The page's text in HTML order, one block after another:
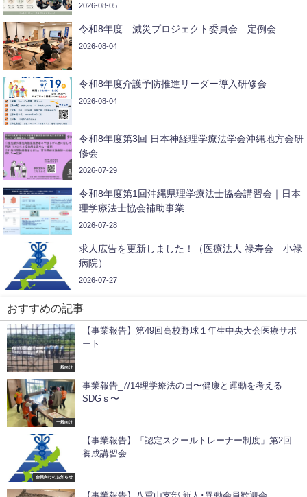
2026-08-05
令和8年度 減災プロジェクト委員会 定例会
2026-08-04
令和8年度介護予防推進リーダー導入研修会
2026-08-04
令和8年度第3回 日本神経理学療法学会沖縄地方会研
修会
2026-07-29
令和8年度第1回沖縄県理学療法士協会講習会｜日本
理学療法士協会補助事業
2026-07-28
求人広告を更新しました！（医療法人 禄寿会 小禄
病院）
2026-07-27
おすすめの記事
一般向け
【事業報告】第49回高校野球１年生中央大会医療サポ
ート
一般向け
事業報告_7/14理学療法の日〜健康と運動を考える
SDGｓ〜
会員向けのお知らせ
【事業報告】「認定スクールトレーナー制度」第2回
養成講習会
【事業報告】八重山支部 新人･異動会員歓迎会